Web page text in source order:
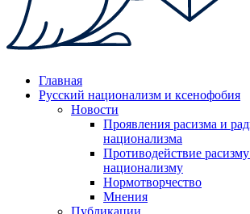
Главная
Русский национализм и ксенофобия
Новости
Проявления расизма и
национализма
Противодействие
национализму
Нормотворчество
Мнения